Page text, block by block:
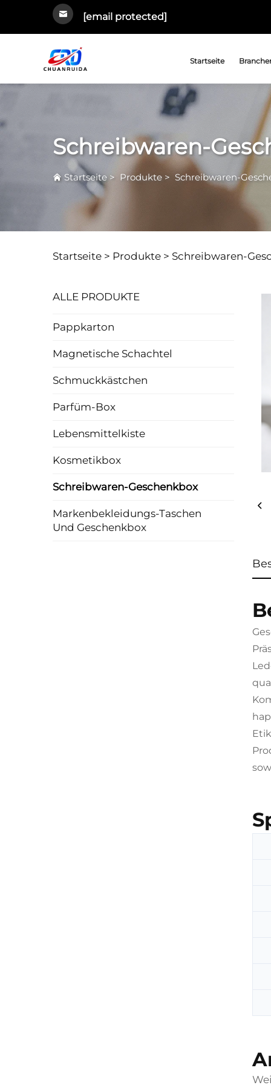
[email protected]
Startseite
Schreibwaren-
Startseite> Produkte > Schreibwaren-
Startseite > Produkte > Schreibwaren-
ALLE PRODUKTE
Pappkarton
Magnetische Schachtel
Schmuckkästchen
Parfüm-Box
Lebensmittelkiste
Kosmetikbox
Schreibwaren-Geschenkbox
Markenbekleidungs-Taschen
Und Geschenkbox